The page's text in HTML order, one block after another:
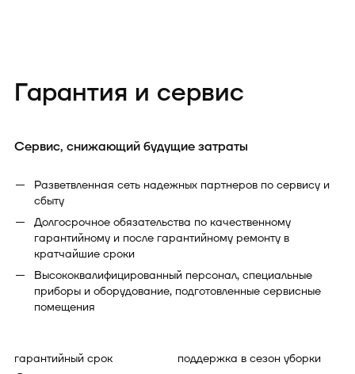
Гарантия и сервис
Сервис, снижающий будущие затраты
Разветвленная сеть надежных партнеров по сервису и
сбыту
Долгосрочное обязательства по качественному
гарантийному и после гарантийному ремонту в
кратчайшие сроки
Высококвалифицированный персонал, специальные
приборы и оборудование, подготовленные сервисные
помещения
гарантийный срок поддержка в сезон уборки